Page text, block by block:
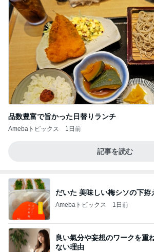
品数豊富で旨かった日替りランチ
Amebaトピックス 1日前
記事を読む
だいた 美味しい梅シソの下拵
Amebaトピックス 1日前
良い氣分や妄想のワークを重
ない理由